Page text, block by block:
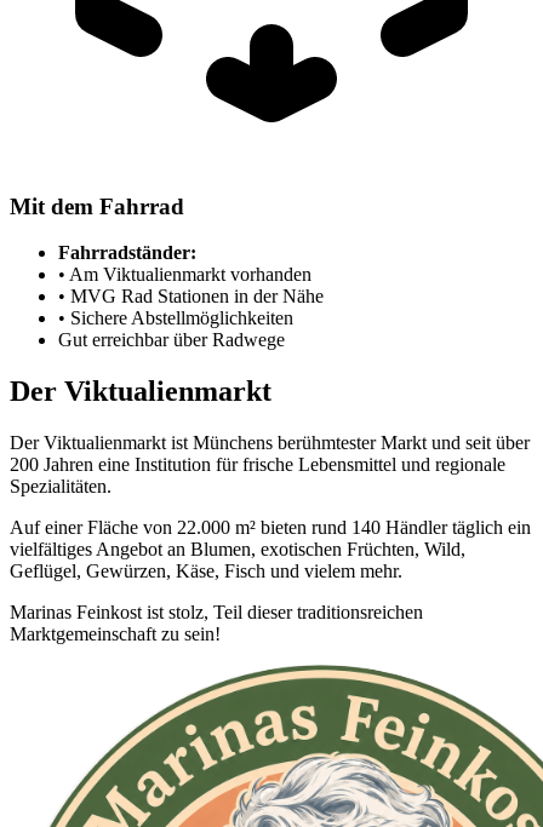
Mit dem Fahrrad
Fahrradständer:
• Am Viktualienmarkt vorhanden
• MVG Rad Stationen in der Nähe
• Sichere Abstellmöglichkeiten
Gut erreichbar über Radwege
Der Viktualienmarkt
Der Viktualienmarkt ist Münchens berühmtester Markt und seit über
200 Jahren eine Institution für frische Lebensmittel und regionale
Spezialitäten.
Auf einer Fläche von 22.000 m² bieten rund 140 Händler täglich ein
vielfältiges Angebot an Blumen, exotischen Früchten, Wild,
Geflügel, Gewürzen, Käse, Fisch und vielem mehr.
Marinas Feinkost ist stolz, Teil dieser traditionsreichen
Marktgemeinschaft zu sein!